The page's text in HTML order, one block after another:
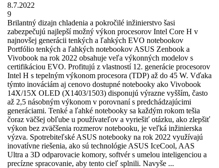
8.7.2022
9
Brilantný dizajn chladenia a pokročilé inžinierstvo šasi
zabezpečujú najlepší možný výkon procesorov Intel Core H v
najnovšej generácii tenkých a ľahkých EVO notebookov
Portfólio tenkých a ľahkých notebookov ASUS Zenbook a
Vivobook na rok 2022 obsahuje veľa výkonných modelov s
certifikáciou EVO. Profitujú z vlastností 12. generácie procesorov
Intel H s tepelným výkonom procesora (TDP) až do 45 W. Vďaka
týmto inováciám aj cenovo dostupné notebooky ako Vivobook
14X/15X OLED (X1403/1503) disponujú výrazne vyšším, často
až 2,5 násobným výkonom v porovnaní s predchádzajúcimi
generáciami. Tenké a ľahké notebooky sa každým rokom tešia
čoraz väčšej obľube u používateľov a vyriešiť otázku, ako zlepšiť
výkon bez zväčšenia rozmerov notebooku, je veľká inžinierska
výzva. Spotrebiteľské ASUS notebooky na rok 2022 využívajú
inovatívne riešenia, ako sú technológie ASUS IceCool, AAS
Ultra a 3D odparovacie komory, softvér s umelou inteligenciou a
precízne spracovanie, aby tento cieľ splnili. Navyše ...